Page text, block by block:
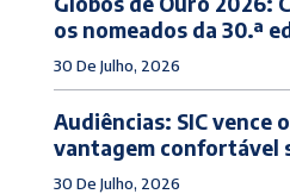
os nomeados da 30.ª
30 De Julho, 2026
Audiências: SIC vence
vantagem confortável
30 De Julho, 2026